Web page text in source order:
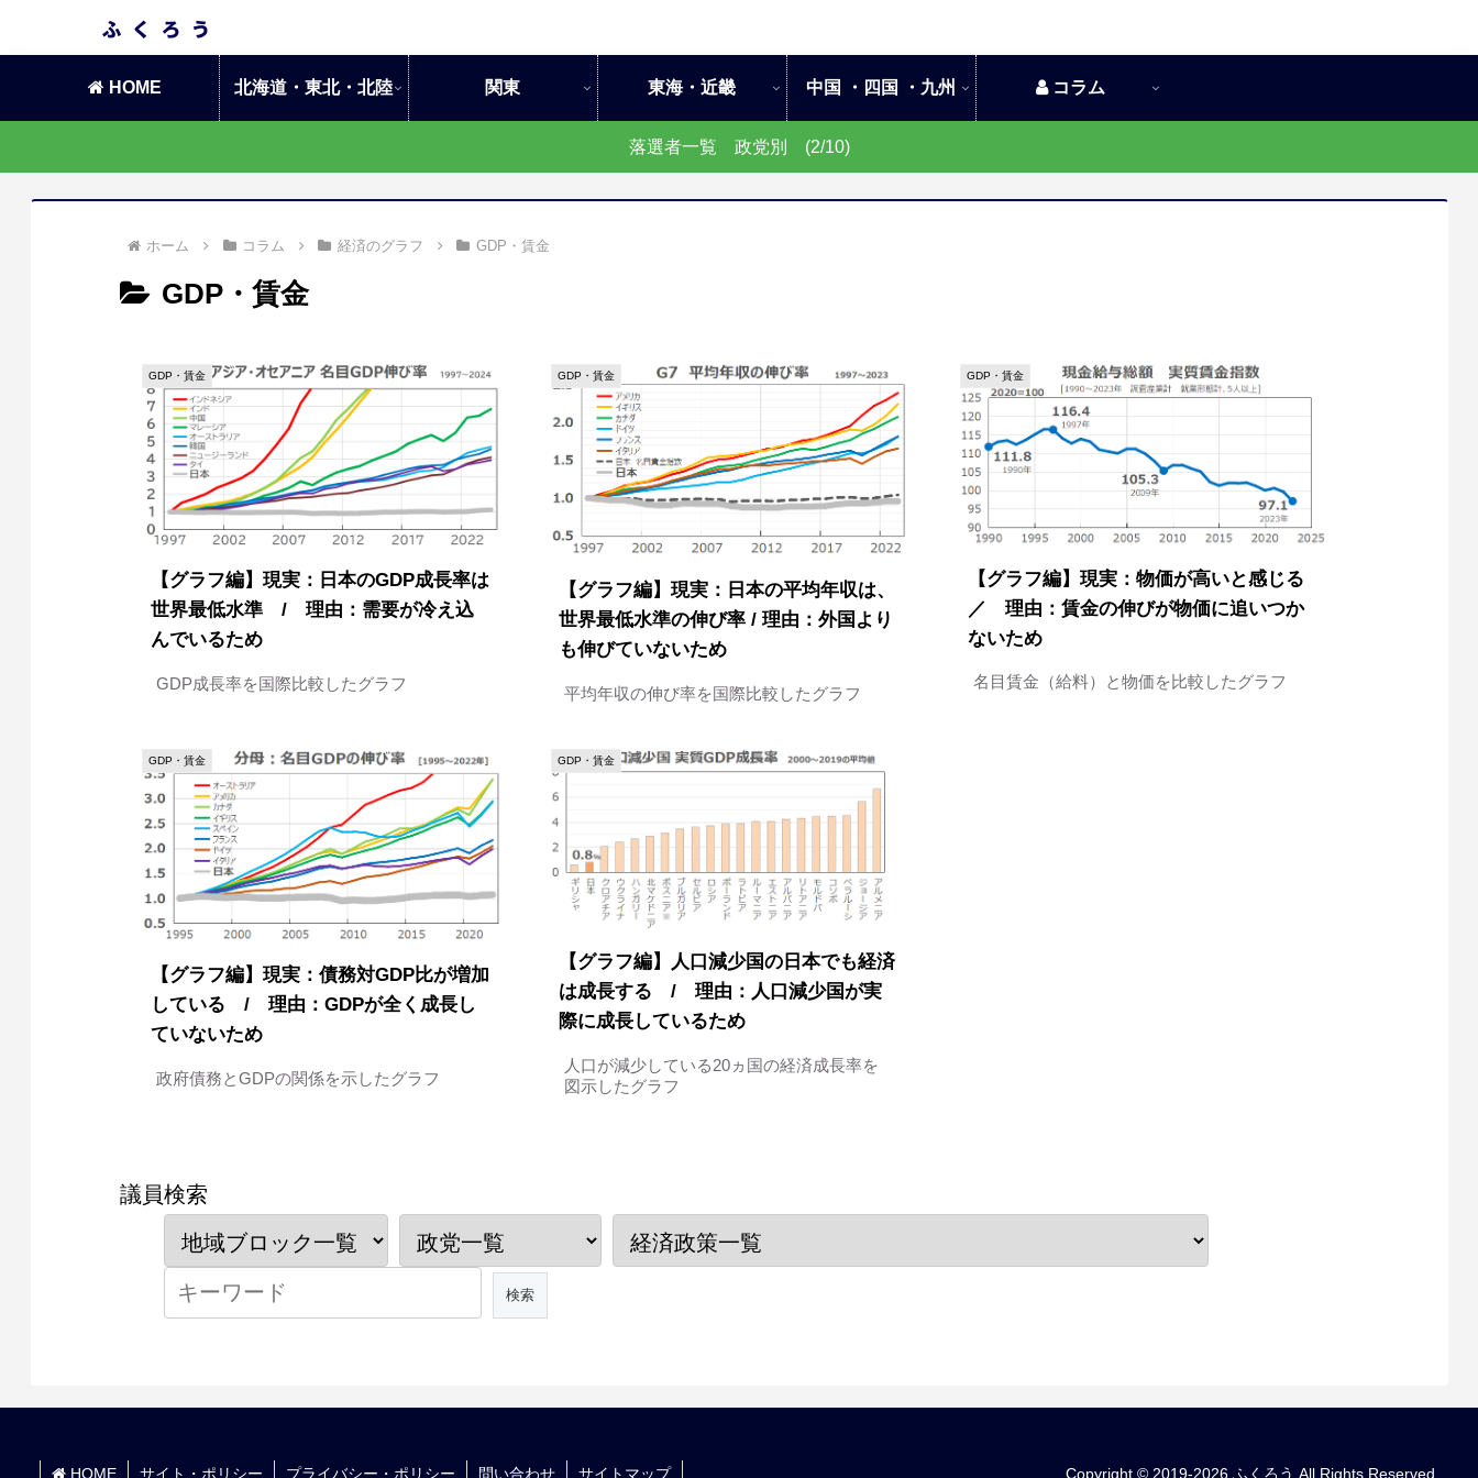
HOME 北海道・東北・北陸 関東 東海・近畿 中国 ・四国 ・九州 コラム
落選者一覧 政党別 (2/10)
ホーム コラム 経済のグラフ GDP・賃金
GDP・賃金
GDP・賃金
【グラフ編】現実：日本のGDP成長率は
世界最低水準 / 理由：需要が冷え込
んでいるため
GDP成長率を国際比較したグラフ
GDP・賃金
【グラフ編】現実：日本の平均年収は、
世界最低水準の伸び率 / 理由：外国より
も伸びていないため
平均年収の伸び率を国際比較したグラフ
GDP・賃金
【グラフ編】現実：物価が高いと感じる
／ 理由：賃金の伸びが物価に追いつか
ないため
名目賃金（給料）と物価を比較したグラフ
GDP・賃金
【グラフ編】現実：債務対GDP比が増加
している / 理由：GDPが全く成長し
ていないため
政府債務とGDPの関係を示したグラフ
GDP・賃金
【グラフ編】人口減少国の日本でも経済
は成長する / 理由：人口減少国が実
際に成長しているため
人口が減少している20ヵ国の経済成長率を
図示したグラフ
議員検索
HOME サイト・ポリシー プライバシー・ポリシー 問い合わせ サイトマップ Copyright © 2019-2026 ふくろう All Rights Reserved.